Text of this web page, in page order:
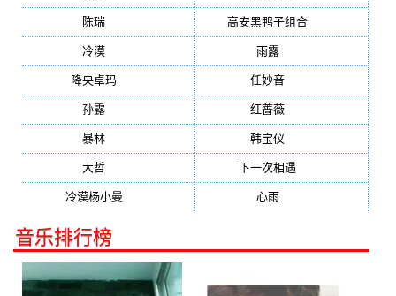
陈瑞 高安黑鸭子组合
冷漠 雨露(350)
降央卓玛 任妙音
孙露 红蔷薇
暴林 韩宝仪
大哲 下一次相遇
冷漠杨小曼 心雨(232)
音乐排行榜